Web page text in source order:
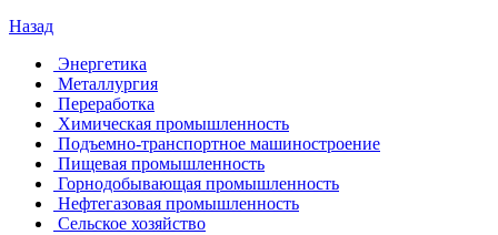
Назад
Энергетика
Металлургия
Переработка
Химическая промышленность
Подъемно-транспортное машиностроение
Пищевая промышленность
Горнодобывающая промышленность
Нефтегазовая промышленность
Сельское хозяйство